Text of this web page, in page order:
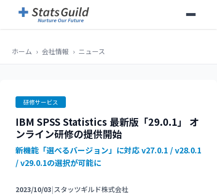
ホーム › 会社情報 › ニュース
研修サービス
IBM SPSS Statistics 最新版「29.0.1」 オ
ンライン研修の提供開始
新機能「選べるバージョン」に対応 v27.0.1 / v28.0.1
/ v29.0.1の選択が可能に
2023/10/03|スタッツギルド株式会社